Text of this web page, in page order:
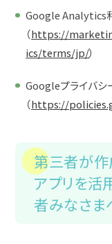
Google Analytics
（https://
ics/terms/jp/）
Googleプライバシ
（https://
第三者が作
アプリを活
者みなさ